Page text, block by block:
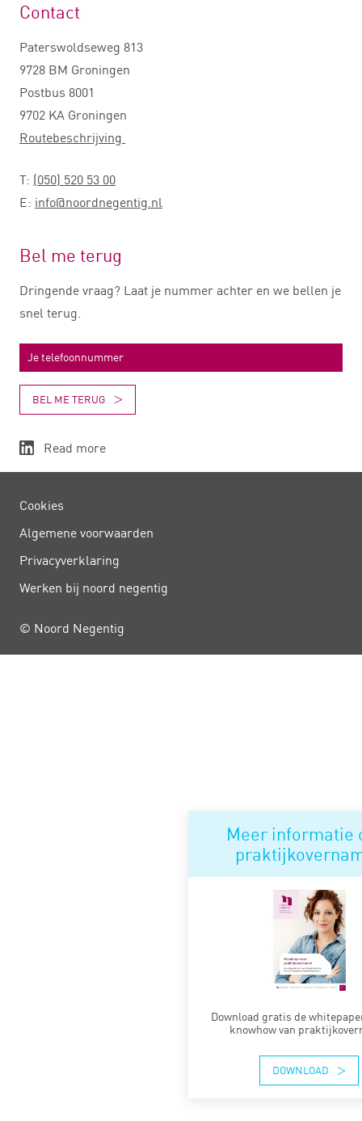
Meer informatie
Download gratis de
knowhow van
DOWNLOAD
Contact
Paterswoldseweg 813
9728 BM Groningen
Postbus 8001
9702 KA Groningen
Routebeschrijving
T: (050) 520 53 00
E: info@noordnegentig.nl
Bel me terug
Dringende vraag? Laat je nummer achter en we bellen je
snel terug.
BEL ME TERUG
Read more
Cookies
Algemene voorwaarden
Privacy­verklaring
Werken bij noord negentig
© Noord Negentig